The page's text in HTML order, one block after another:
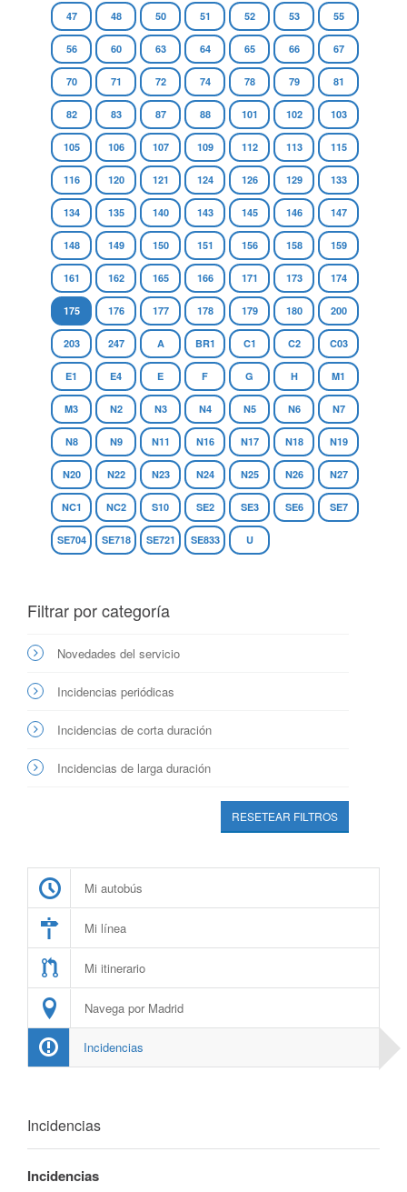
47 48 50 51 52 53 55
56 60 63 64 65 66 67
70 71 72 74 78 79 81
82 83 87 88 101 102 103
105 106 107 109 112 113 115
116 120 121 124 126 129 133
134 135 140 143 145 146 147
148 149 150 151 156 158 159
161 162 165 166 171 173 174
175 176 177 178 179 180 200
203 247 A BR1 C1 C2 C03
E1 E4 E F G H M1
M3 N2 N3 N4 N5 N6 N7
N8 N9 N11 N16 N17 N18 N19
N20 N22 N23 N24 N25 N26 N27
NC1 NC2 S10 SE2 SE3 SE6 SE7
SE704 SE718 SE721 SE833 U
Filtrar por categoría
Novedades del servicio
Incidencias periódicas
Incidencias de corta duración
Incidencias de larga duración
RESETEAR FILTROS
Mi autobús
Mi línea
Mi itinerario
Navega por Madrid
Incidencias
Incidencias
Incidencias